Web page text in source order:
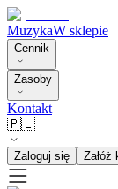
MuzykaW sklepie
Cennik
Zasoby
Kontakt
🇵🇱
Zaloguj się Załóż